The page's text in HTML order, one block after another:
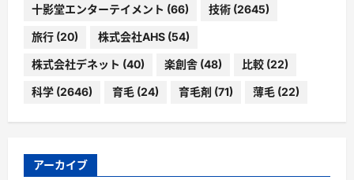
十影堂エンターテイメント (66) 技術 (2645)
旅行 (20) 株式会社AHS (54)
株式会社デネット (40) 楽創舎 (48) 比較 (22)
科学 (2646) 育毛 (24) 育毛剤 (71) 薄毛 (22)
アーカイブ